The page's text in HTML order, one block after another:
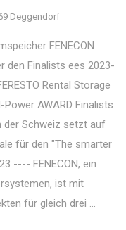
Deggendorf
FENECON
den Finalists ees 2023-
Rental Storage
Power AWARD Finalists
der Schweiz setzt auf
für den "The smarter
---- FENECON, ein
ist mit
für gleich drei ...